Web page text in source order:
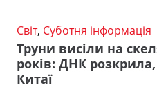
Світ, Суботня інформація
Труни висіли на
років: ДНК
Китаї